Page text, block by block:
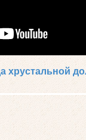
хрустальной